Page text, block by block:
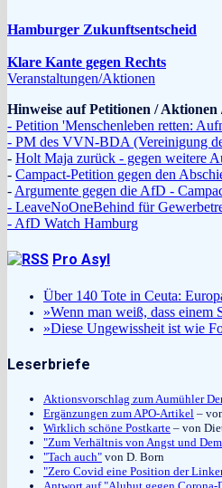
Hamburger Zukunftsentscheid
Klare Kante gegen Rechts
Veranstaltungen/Aktionen
Hinweise auf Petitionen /
- Petition 'Menschenleben retten:
- PM des VVN-BDA (Vereinigung
- Holt Maja zurück - gegen weitere
- Campact-Petition gegen den
- Argumente gegen die AfD -
- LeaveNoOneBehind für
- AfD Watch Hamburg
Pro Asyl
Über 140 Tote in Ceuta:
»Wenn man weiß, dass einem
»Diese Ungewissheit ist wie
Leserbriefe
Aktionsvorschlag zum Aumühler
Ergänzungen zum APO-Artikel –
Wirklich schöne Postkarte – von
"Zum Verhältnis von Angst und
"Tach auch" von D. Born
"Zero Covid eine Position der